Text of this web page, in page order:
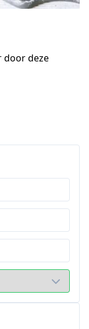
door deze